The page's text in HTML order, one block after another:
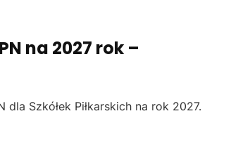
na 2027 rok –
Szkółek Piłkarskich na rok 2027.